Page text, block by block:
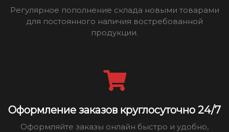
Регулярное пополнение склада новыми товарами
для постоянного наличия востребованной
продукции.
Оформление заказов круглосуточно 24/7
Оформляйте заказы онлайн быстро и удобно,